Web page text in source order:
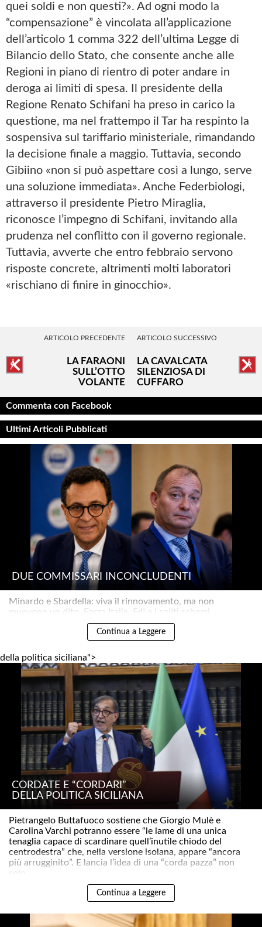
quei soldi e non questi?». Ad ogni modo la
“compensazione” è vincolata all’applicazione
dell’articolo 1 comma 322 dell’ultima Legge di
Bilancio dello Stato, che consente anche alle
Regioni in piano di rientro di poter andare in
deroga ai limiti di spesa. Il presidente della
Regione Renato Schifani ha preso in carico la
questione, ma nel frattempo il Tar ha respinto la
sospensiva sul tariffario ministeriale, rimandando
la decisione finale a maggio. Tuttavia, secondo
Gibiino «non si può aspettare così a lungo, serve
una soluzione immediata». Anche Federbiologi,
attraverso il presidente Pietro Miraglia,
riconosce l’impegno di Schifani, invitando alla
prudenza nel conflitto con il governo regionale.
Tuttavia, avverte che entro febbraio servono
risposte concrete, altrimenti molti laboratori
«rischiano di finire in ginocchio».
ARTICOLO PRECEDENTE
LA FARAONI
SULL’OTTO
VOLANTE
ARTICOLO SUCCESSIVO
LA CAVALCATA
SILENZIOSA DI
CUFFARO
Commenta con Facebook
Ultimi Articoli Pubblicati
DUE COMMISSARI INCONCLUDENTI
Minardo e Sbardella: viva il rinnovamento, ma non
muovono un dito. Forza Italia, FdI e i soliti schemi..
Continua a Leggere
della politica siciliana">
CORDATE E “CORDARI”
DELLA POLITICA SICILIANA
Pietrangelo Buttafuoco sostiene che Giorgio Mulè e
Carolina Varchi potranno essere “le lame di una unica
tenaglia capace di scardinare quell’inutile chiodo del
centrodestra” che, nella versione isolana, appare “ancora
più arrugginito”. E lancia l’idea di una “corda pazza” non
solo ..
Continua a Leggere